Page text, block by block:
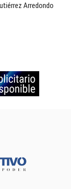
Arredondo